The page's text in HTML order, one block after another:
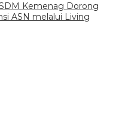
Kemenag Dorong
ASN melalui Living